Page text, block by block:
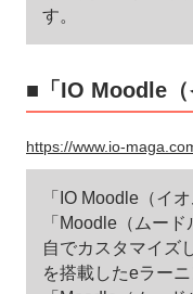
す。
■「IO Moodle（
https://www.io-
「IO Moodle（イ
「Moodle（ムー
自でカスタマイズ
を搭載したeラー